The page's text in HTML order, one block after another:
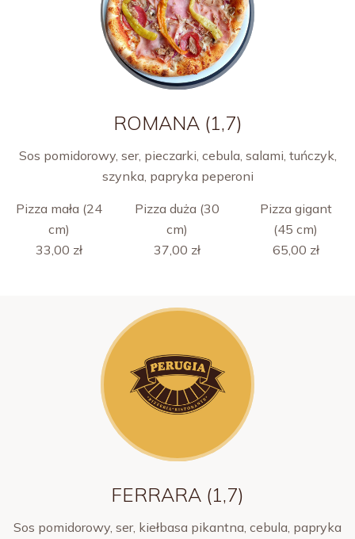
ROMANA (1,7)
Sos pomidorowy, ser, pieczarki, cebula, salami, tuńczyk,
szynka, papryka peperoni
Pizza mała (24
cm)
Pizza duża (30
cm)
Pizza gigant
(45 cm)
33,00 zł
37,00 zł 65,00 zł
FERRARA (1,7)
Sos pomidorowy, ser, kiełbasa pikantna, cebula, papryka